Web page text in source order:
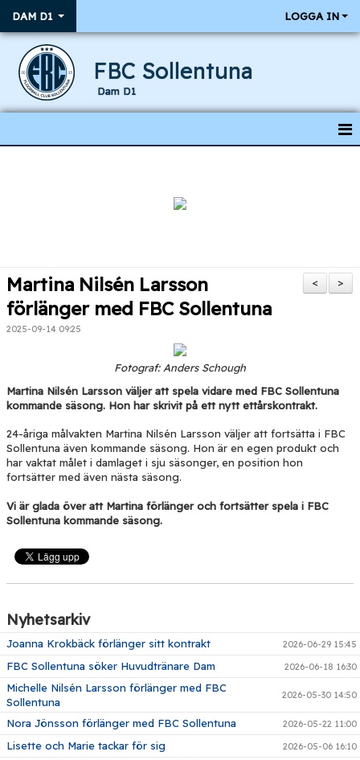
DAM D1 LOGGA IN
FBC Sollentuna
Dam D1
TRUPPEN
>
<
Martina Nilsén Larsson
förlänger med FBC Sollentuna
2025-09-14 09:25
Fotograf: Anders Schough
Martina Nilsén Larsson väljer att spela vidare med FBC Sollentuna
kommande säsong. Hon har skrivit på ett nytt ettårskontrakt.
24-åriga målvakten Martina Nilsén Larsson väljer att fortsätta i FBC
Sollentuna även kommande säsong. Hon är en egen produkt och
har vaktat målet i damlaget i sju säsonger, en position hon
fortsätter med även nästa säsong.
Vi är glada över att Martina förlänger och fortsätter spela i FBC
Sollentuna kommande säsong.
Nyhetsarkiv
Joanna Krokbäck förlänger sitt kontrakt 2026-06-29 15:45
FBC Sollentuna söker Huvudtränare Dam 2026-06-18 16:30
Michelle Nilsén Larsson förlänger med FBC
Sollentuna
2026-05-30 14:50
Nora Jönsson förlänger med FBC Sollentuna 2026-05-22 11:00
Lisette och Marie tackar för sig 2026-05-06 16:10